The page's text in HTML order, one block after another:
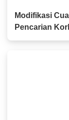
Modifikasi
Pencarian